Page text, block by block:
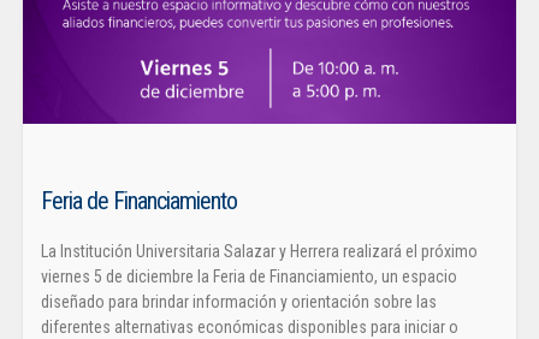
Feria de Financiamiento
La Institución Universitaria Salazar y Herrera realizará el próximo
viernes 5 de diciembre la Feria de Financiamiento, un espacio
diseñado para brindar información y orientación sobre las
diferentes alternativas económicas disponibles para iniciar o